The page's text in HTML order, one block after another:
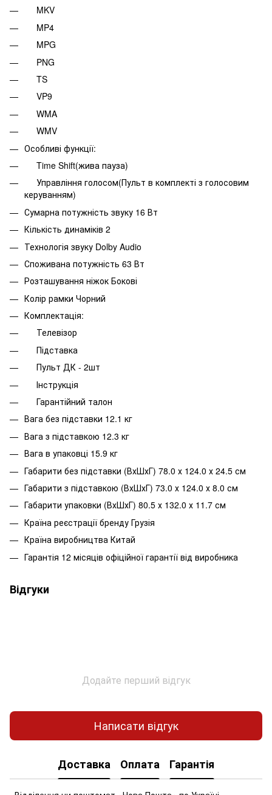
MKV
MP4
MPG
PNG
TS
VP9
WMA
WMV
Особливі функції:
Time Shift(жива пауза)
Управління голосом(Пульт в комплекті з голосовим
керуванням)
Сумарна потужність звуку 16 Вт
Кількість динаміків 2
Технологія звуку Dolby Audio
Споживана потужність 63 Вт
Розташування ніжок Бокові
Колір рамки Чорний
Комплектація:
Телевізор
Підставка
Пульт ДК - 2шт
Інструкція
Гарантійний талон
Вага без підставки 12.1 кг
Вага з підставкою 12.3 кг
Вага в упаковці 15.9 кг
Габарити без підставки (ВхШхГ) 78.0 х 124.0 х 24.5 см
Габарити з підставкою (ВхШхГ) 73.0 х 124.0 х 8.0 см
Габарити упаковки (ВхШхГ) 80.5 х 132.0 х 11.7 см
Країна реєстрації бренду Грузія
Країна виробництва Китай
Гарантія 12 місяців офіційної гарантії від виробника
Відгуки
Додайте перший відгук
Написати відгук
Доставка Оплата Гарантія